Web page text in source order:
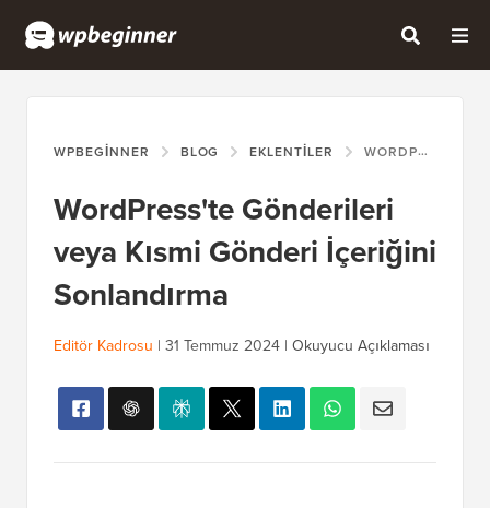
WPBEGINNER BLOG EKLENTILER WORDPRESS'TE GÖNDERILERI VEYA KISMI GÖNDERI İÇERIĞINI SONLANDIRMA
WordPress'te Gönderileri
veya Kısmi Gönderi İçeriğini
Sonlandırma
Editör Kadrosu | 31 Temmuz 2024 | Okuyucu Açıklaması